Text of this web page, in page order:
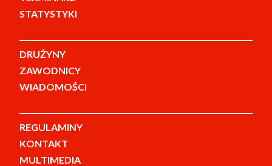
STATYSTYKI
DRUŻYNY
ZAWODNICY
WIADOMOŚCI
REGULAMINY
KONTAKT
MULTIMEDIA